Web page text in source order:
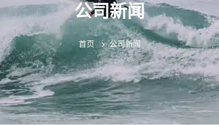
公司新闻
首页 公司新闻